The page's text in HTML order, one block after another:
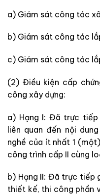
a) Giám sát công tác
b) Giám sát công tác
c) Giám sát công tác
(2) Điều kiện cấp
công xây dựng:
a) Hạng I: Đã trực
liên quan đến nội
nghề của ít nhất 1
công trình cấp II cùng
b) Hạng II: Đã trực tiếp
thiết kế, thi công phần